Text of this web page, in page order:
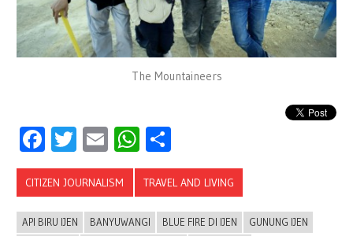
The Mountaineers
Facebook
Twitter
EmailWhatsApp
CITIZEN JOURNALISM TRAVEL AND LIVING
API BIRU IJEN BANYUWANGI BLUE FIRE DI IJEN
GUNUNG IJEN